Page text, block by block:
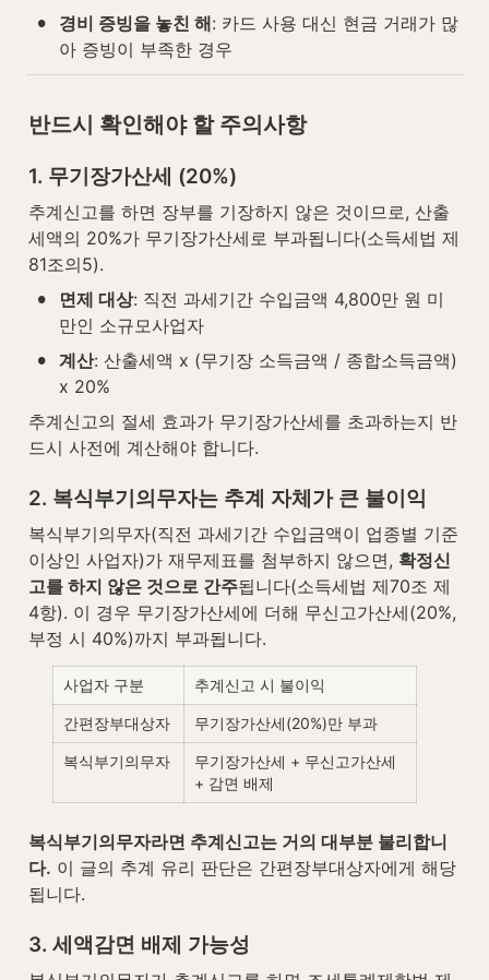
• 경비 증빙을 놓친 해: 카드 사용 대신 현금 거래가 많
아 증빙이 부족한 경우
반드시 확인해야 할 주의사항
1. 무기장가산세 (20%)
추계신고를 하면 장부를 기장하지 않은 것이므로, 산출
세액의 20%가 무기장가산세로 부과됩니다(소득세법 제
81조의5).
• 면제 대상: 직전 과세기간 수입금액 4,800만 원 미
만인 소규모사업자
• 계산: 산출세액 x (무기장 소득금액 / 종합소득금액)
x 20%
추계신고의 절세 효과가 무기장가산세를 초과하는지 반
드시 사전에 계산해야 합니다.
2. 복식부기의무자는 추계 자체가 큰 불이익
복식부기의무자(직전 과세기간 수입금액이 업종별 기준
이상인 사업자)가 재무제표를 첨부하지 않으면, 확정신
고를 하지 않은 것으로 간주됩니다(소득세법 제70조 제
4항). 이 경우 무기장가산세에 더해 무신고가산세(20%,
부정 시 40%)까지 부과됩니다.
사업자 구분 추계신고 시 불이익
간편장부대상자 무기장가산세(20%)만 부과
복식부기의무자
무기장가산세 + 무신고가산세
+ 감면 배제
복식부기의무자라면 추계신고는 거의 대부분 불리합니
다. 이 글의 추계 유리 판단은 간편장부대상자에게 해당
됩니다.
3. 세액감면 배제 가능성